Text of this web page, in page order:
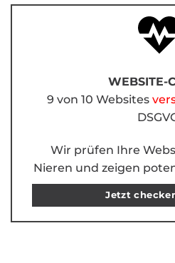
WEBSITE-
9 von 10 Websites
Wir prüfen Ihre
Nieren und zeigen
Jetzt